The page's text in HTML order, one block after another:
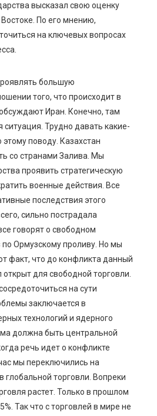
высказал свою оценку
По его мнению,
на ключевых вопросах
большую
того, что происходит в
Иран. Конечно, там
ситуация. Трудно давать какие-
поводу. Казахстан
со странами Залива. Мы
проявить стратегическую
военные действия. Все
последствия этого
сильно пострадала
говорят о свободном
Ормузскому проливу. Но мы
факт, что до конфликта данный
для свободной торговли.
на сути
заключается в
технологий и ядерного
должна быть центральной
речь идет о конфликте
мы переключились на
глобальной торговли. Вопреки
растет. Только в прошлом
Так что с торговлей в мире не